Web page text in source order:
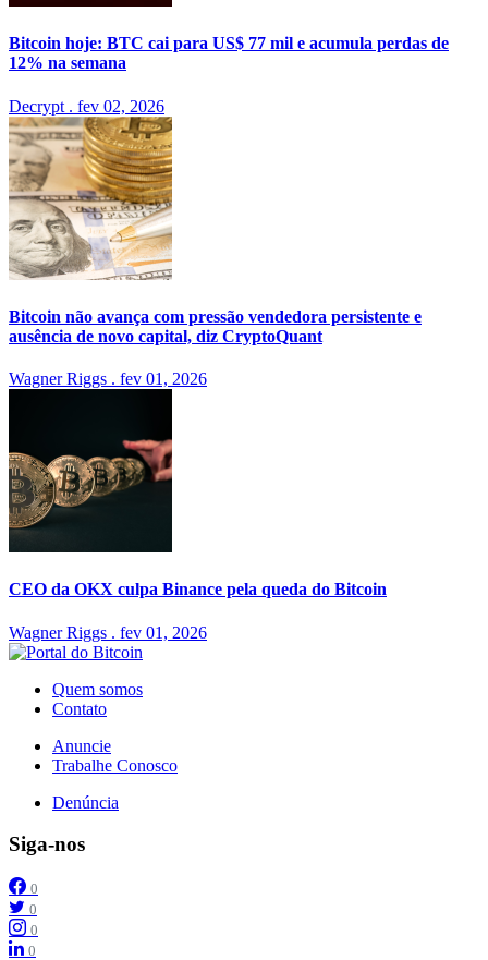
Bitcoin hoje: BTC cai para US$ 77 mil e acumula perdas de
12% na semana
Decrypt . fev 02, 2026
Bitcoin não avança com pressão vendedora persistente e
ausência de novo capital, diz CryptoQuant
Wagner Riggs . fev 01, 2026
CEO da OKX culpa Binance pela queda do Bitcoin
Wagner Riggs . fev 01, 2026
Quem somos
Contato
Anuncie
Trabalhe Conosco
Denúncia
Siga-nos
0
0
0
0